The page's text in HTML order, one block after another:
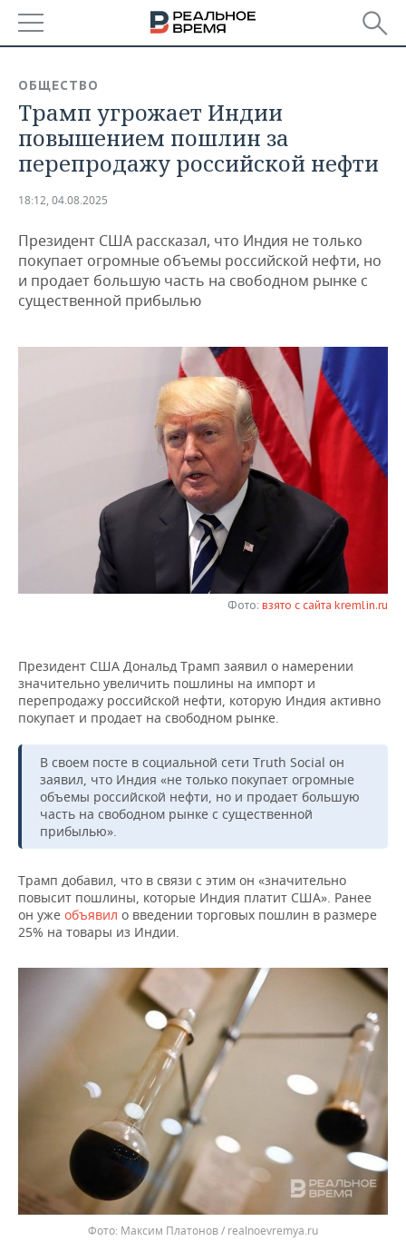
БАШКОРТОСТАН
ТАТАРСТАН
НОВОСТИ
АНАЛИТИКА
ДЕКЛАРАЦИИ О ДОХОДАХ
КОРОЛИ ГОСЗАКАЗА ПФО
ВУЗЫ ТАТАРСТАНА
НОВОСТИ ЭКОНОМИКИ
ФИНАНСЫ
БАНКИ
ПРОМЫШЛЕННОСТЬ
НОВОСТИ
ПРОМЫШЛЕННОСТИ
ЭНЕРГЕТИКА
НЕДВИЖИМОСТЬ
НОВОСТИ НЕДВИЖИМОСТИ
НОВОСТИ БИЗНЕСА
РОЗНИЧНАЯ ТОРГОВЛЯ
НОВОСТИ ТЕХНОЛОГИЙ
ТЕЛЕКОММУНИКАЦИИ
НОВОСТИ МЕРОПРИЯТИЙ
ВЫЕЗДНАЯ РЕДАКЦИЯ
БИЗНЕС-БРАНЧИ
НОВОСТИ СПОРТА
ВОЛЕЙБОЛ
ФИГУРНОЕ КАТАНИЕ
ВОДНЫЕ ВИДЫ СПОРТА
ОБЩЕСТВО
НОВОСТИ ОБЩЕСТВА
ИСТОРИЯ
МЕДИЦИНА
ОБРАЗОВАНИЕ
ФОТОГАЛЕРЕЯ
СПИСОК ПЕРСОН
ПОЛНАЯ ВЕРСИЯ
ОБЩЕСТВО
Трамп угрожает Индии
повышением пошлин за
перепродажу российской нефти
18:12, 04.08.2025
Президент США рассказал, что Индия не только
покупает огромные объемы российской нефти, но
и продает большую часть на свободном рынке с
существенной прибылью
Фото: взято с сайта kremlin.ru
Президент США Дональд Трамп заявил о намерении
значительно увеличить пошлины на импорт и
перепродажу российской нефти, которую Индия активно
покупает и продает на свободном рынке.
В своем посте в социальной сети Truth Social он
заявил, что Индия «не только покупает огромные
объемы российской нефти, но и продает большую
часть на свободном рынке с существенной
прибылью».
Трамп добавил, что в связи с этим он «значительно
повысит пошлины, которые Индия платит США». Ранее
он уже объявил о введении торговых пошлин в размере
25% на товары из Индии.
Максим Платонов / realnoevremya.ru